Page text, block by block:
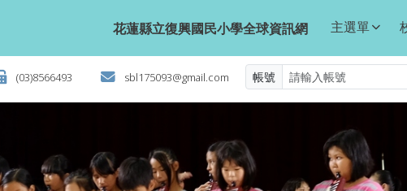
球資訊網花蓮縣立復興國民小學全球資訊網 主選單
(03)8566493 sbl175093@gmail.com 帳號